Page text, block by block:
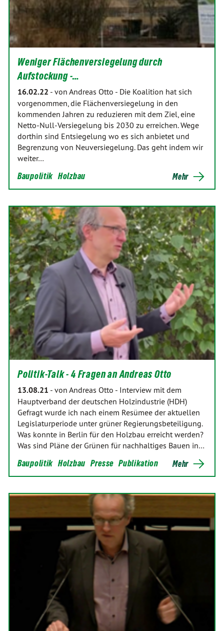
Weniger Flächenversiegelung durch
Aufstockung -…
16.02.22 - von Andreas Otto - Die Koalition hat sich
vorgenommen, die Flächenversiegelung in den
kommenden Jahren zu reduzieren mit dem Ziel, eine
Netto-Null-Versiegelung bis 2030 zu erreichen. Wege
dorthin sind Entsiegelung wo es sich anbietet und
Begrenzung von Neuversiegelung. Das geht indem wir
weiter…
Baupolitik Holzbau Mehr
Politik-Talk - 4 Fragen an Andreas Otto
13.08.21 - von Andreas Otto - Interview mit dem
Hauptverband der deutschen Holzindustrie (HDH)
Gefragt wurde ich nach einem Resümee der aktuellen
Legislaturperiode unter grüner Regierungsbeteiligung.
Was konnte in Berlin für den Holzbau erreicht werden?
Was sind Pläne der Grünen für nachhaltiges Bauen in…
Baupolitik Holzbau Presse Publikation Mehr